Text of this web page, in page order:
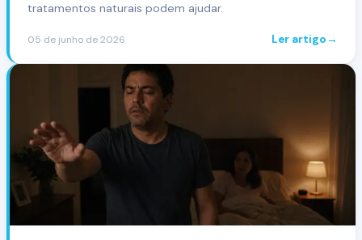
tratamentos naturais podem ajudar.
05 de junho de 2026 Ler artigo→